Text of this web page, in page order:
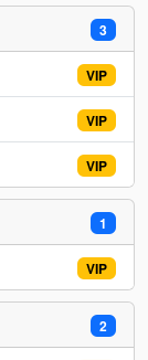
3
VIP
VIP
VIP
1
VIP
2